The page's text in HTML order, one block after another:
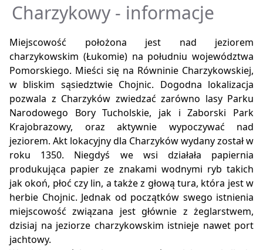
Charzykowy - informacje
Miejscowość położona jest nad jeziorem
charzykowskim (Łukomie) na południu województwa
Pomorskiego. Mieści się na Równinie Charzykowskiej,
w bliskim sąsiedztwie Chojnic. Dogodna lokalizacja
pozwala z Charzyków zwiedzać zarówno lasy Parku
Narodowego Bory Tucholskie, jak i Zaborski Park
Krajobrazowy, oraz aktywnie wypoczywać nad
jeziorem. Akt lokacyjny dla Charzyków wydany został w
roku 1350. Niegdyś we wsi działała papiernia
produkująca papier ze znakami wodnymi ryb takich
jak okoń, płoć czy lin, a także z głową tura, która jest w
herbie Chojnic. Jednak od początków swego istnienia
miejscowość związana jest głównie z żeglarstwem,
dzisiaj na jeziorze charzykowskim istnieje nawet port
jachtowy.